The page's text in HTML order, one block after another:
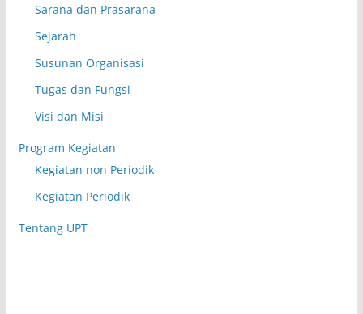
Sarana dan Prasarana
Sejarah
Susunan Organisasi
Tugas dan Fungsi
Visi dan Misi
Program Kegiatan
Kegiatan non Periodik
Kegiatan Periodik
Tentang UPT